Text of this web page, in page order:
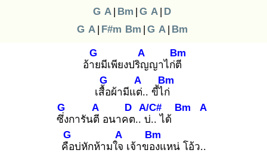
G A | Bm | G A | D
G A | F#m Bm | G A | Bm
อ้าย
G
มีเพียงปริญ
A
ญาไก่ตี
Bm
เสื้อ
G
ผ้ามีแต่.
A
. ขี้ไก่
Bm
ซึ่ง
G
การันตี
A
อนาคต
D
.. บ่.
A/C#
. ได้
Bm A
คือ
G
บ่หักห้ามใจ
A
เจ้าของ
Bm
แหน่ โอ้ว..